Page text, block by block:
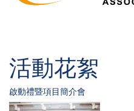
活動花絮
啟動禮暨項目簡介會